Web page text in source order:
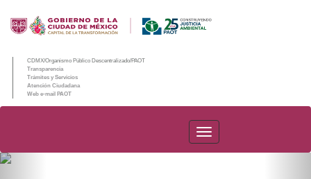
CDMX/Organismo Público Descentralizado/PAOT
Transparencia
Trámites y Servicios
Atención Ciudadana
Web e-mail PAOT
PAOT